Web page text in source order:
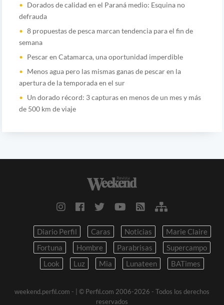
Dorados de calidad en el Paraná medio: Esquina no
defrauda
8 propuestas de pesca marcan tendencia para el fin de
semana
Pescar en Catamarca, una oportunidad imperdible
Menos agua pero las mismas ganas de pescar en la
apertura de la temporada en el sur
Un dorado récord: 3 capturas en menos de un mes y más
de 500 km de viaje
Diario Perfil Caras Noticias
Marie Claire
Fortuna
Hombre Parabrisas
Supercampo
Look
Luz Mia Lunateen BATimes
weekend.perfil.com - | © Perfil.com 2006-2026 - Todos los derechos
reservados